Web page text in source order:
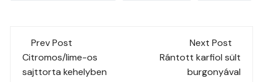
Post
navigation
Prev Post
Citromos/lime-os
sajttorta kehelyben
Next Post
Rántott karfiol sült
burgonyával